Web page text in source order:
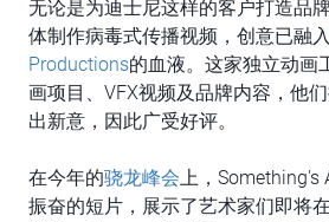
无论是为迪士尼这样的客户打造品
体制作病毒式传播视频，创意已融入
Productions的血液。这家独立动画
画项目、VFX视频及品牌内容，他
出新意，因此广受好评。
在今年的骁龙峰会上，Something's
振奋的短片，展示了艺术家们即将